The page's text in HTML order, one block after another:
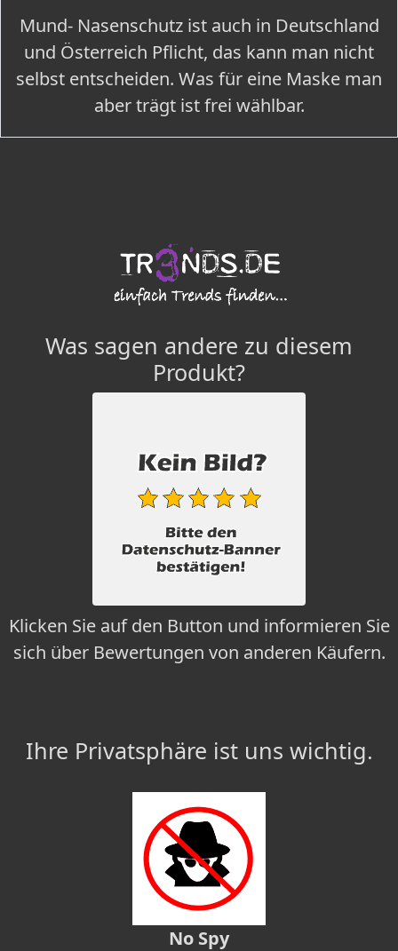
Mund- Nasenschutz ist auch in Deutschland
und Österreich Pflicht, das kann man nicht
selbst entscheiden. Was für eine Maske man
aber trägt ist frei wählbar.
Was sagen andere zu diesem
Produkt?
Klicken Sie auf den Button und informieren Sie
sich über Bewertungen von anderen Käufern.
Ihre Privatsphäre ist uns wichtig.
No Spy